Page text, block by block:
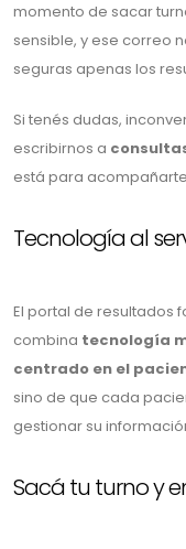
momento de sacar
sensible, y ese correo
seguras apenas los
Si tenés dudas,
escribirnos a
está para
Tecnología al
El portal de resultados
combina tecnología
centrado en el
sino de que cada
gestionar su
Sacá tu turno y